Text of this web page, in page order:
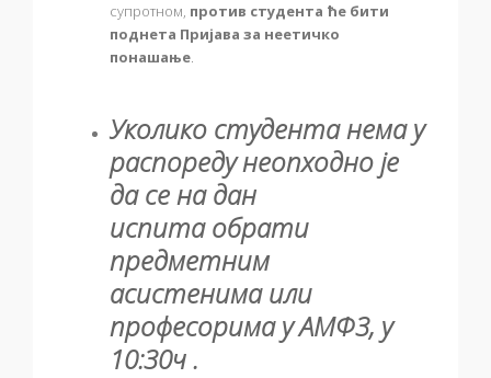
супротном, против студента ће бити
поднета Пријава за неетичко
понашање.
Уколико студента нема у
распореду неопходно је
да се на дан
испита обрати
предметним
асистенима или
професорима у АМФ3, у
10:30ч.